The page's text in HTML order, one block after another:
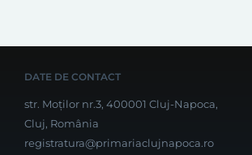
DATE DE CONTACT
str. Moților nr.3, 400001 Cluj-Napoca,
Cluj, România
registratura@primariaclujnapoca.ro